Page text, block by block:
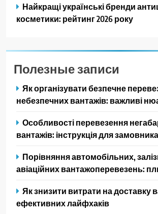
Найкращі українські бренди
косметики: рейтинг 2026 року
Полезные записи
Як організувати безпечне
небезпечних вантажів: важливі
Особливості перевезення
вантажів: інструкція для замовника
Порівняння автомобільних,
авіаційних вантажоперевезень:
Як знизити витрати на доставку
ефективних лайфхаків